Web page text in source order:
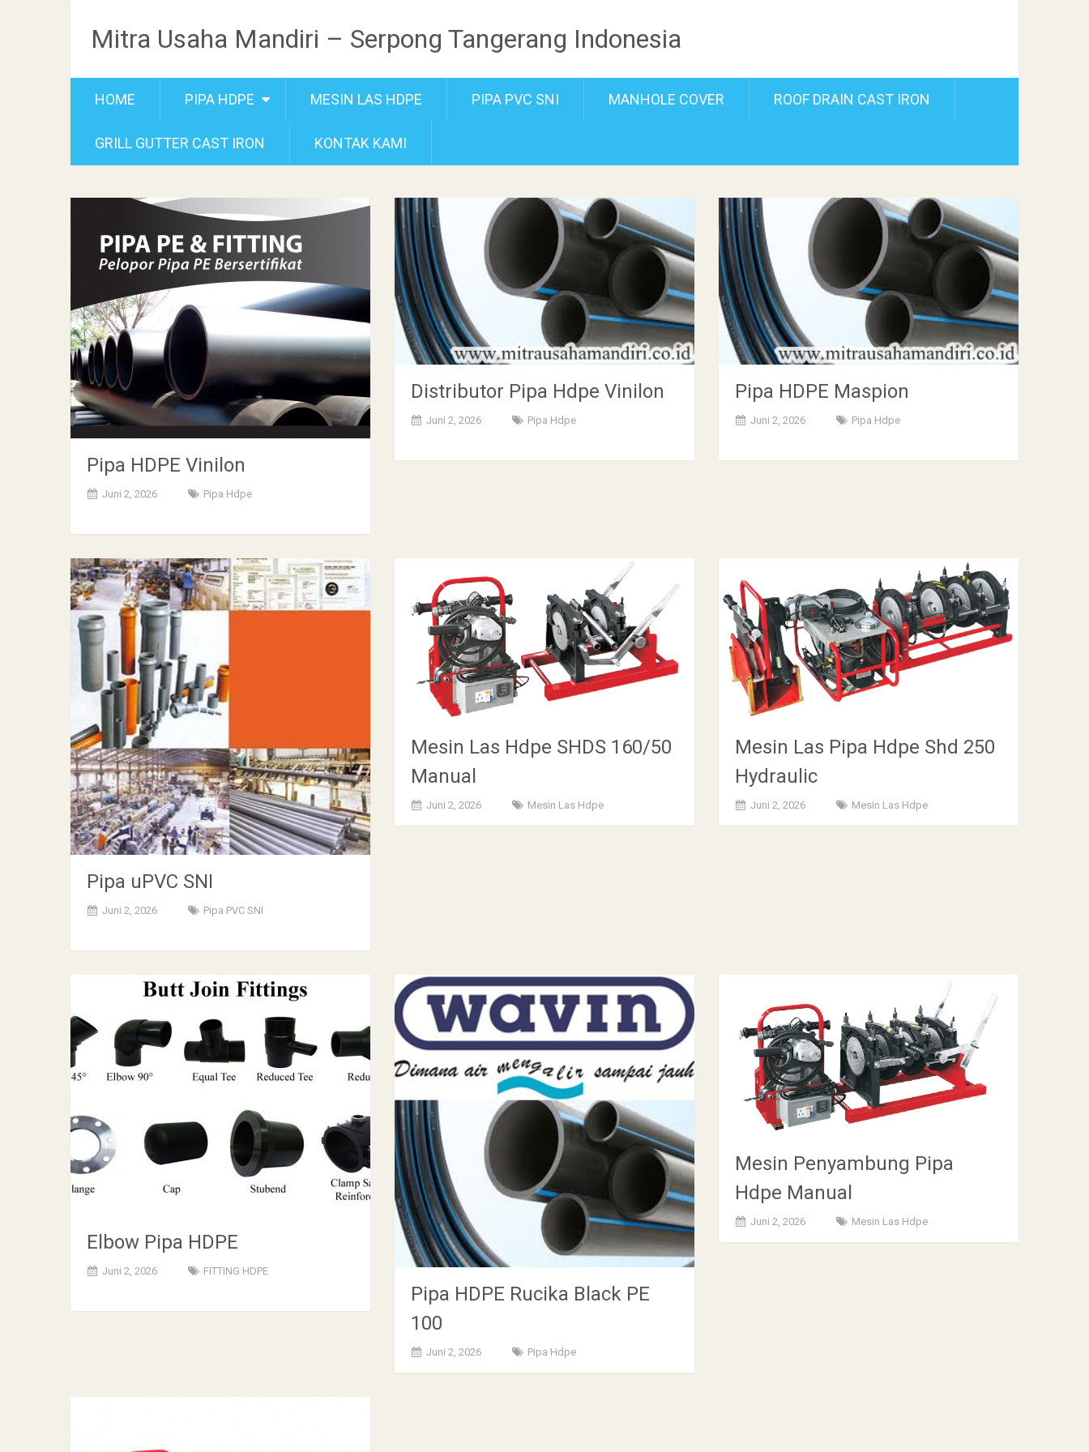
Mitra Usaha Mandiri – Serpong Tangerang Indonesia
HOME PIPA HDPE MESIN LAS HDPE PIPA PVC SNI MANHOLE COVER ROOF DRAIN CAST IRON
GRILL GUTTER CAST IRON KONTAK KAMI
Pipa HDPE Vinilon
Juni 2, 2026 Pipa Hdpe
Distributor Pipa Hdpe Vinilon
Juni 2, 2026 Pipa Hdpe
Pipa HDPE Maspion
Juni 2, 2026 Pipa Hdpe
Pipa uPVC SNI
Juni 2, 2026 Pipa PVC SNI
Mesin Las Hdpe SHDS 160/50
Manual
Juni 2, 2026 Mesin Las Hdpe
Mesin Las Pipa Hdpe Shd 250
Hydraulic
Juni 2, 2026 Mesin Las Hdpe
Elbow Pipa HDPE
Juni 2, 2026 FITTING HDPE
Pipa HDPE Rucika Black PE
100
Juni 2, 2026 Pipa Hdpe
Mesin Penyambung Pipa
Hdpe Manual
Juni 2, 2026 Mesin Las Hdpe